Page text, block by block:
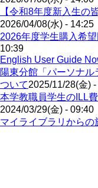
【令和8年度新入生の
2026/04/08(水) - 14:25
2026年度学生購入希
10:39
English User Guide
陽東分館「パーソナ
ついて2025/11/28(金)
本学教職員学生のILL
2024/03/29(金) - 09:40
マイライブラリからの